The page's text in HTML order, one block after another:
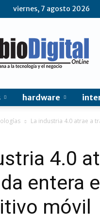
viernes, 7 agosto 2026
CambioDigital
OnLine
hardware
La industria 4.0 atrae a
4.0
entera
móvil